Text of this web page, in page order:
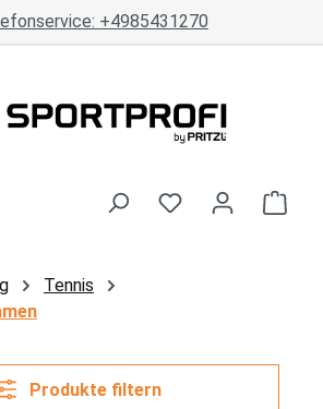
kostenloser Versand
Tennis
Produkte filtern